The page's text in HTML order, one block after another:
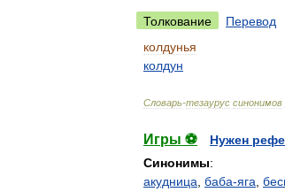
Толкование
Перевод
колдунья
колдун
Словарь-тезаурус синонимов
Игры ⚽
Нужен
Синонимы:
акудница баба-яга